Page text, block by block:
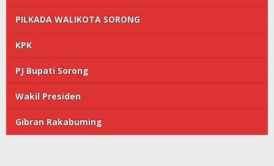
PILKADA WALIKOTA SORONG
KPK
PJ Bupati Sorong
Wakil Presiden
Gibran Rakabuming